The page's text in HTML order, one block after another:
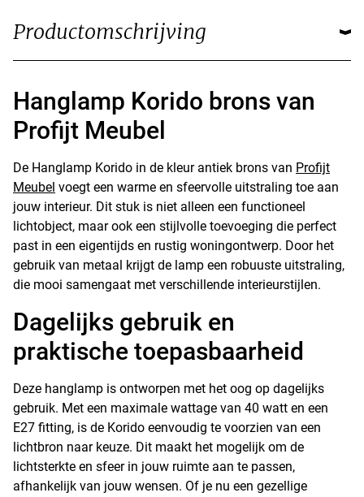
Productomschrijving
Hanglamp Korido brons van
Profijt Meubel
De Hanglamp Korido in de kleur antiek brons van Profijt
Meubel voegt een warme en sfeervolle uitstraling toe aan
jouw interieur. Dit stuk is niet alleen een functioneel
lichtobject, maar ook een stijlvolle toevoeging die perfect
past in een eigentijds en rustig woningontwerp. Door het
gebruik van metaal krijgt de lamp een robuuste uitstraling,
die mooi samengaat met verschillende interieurstijlen.
Dagelijks gebruik en
praktische toepasbaarheid
Deze hanglamp is ontworpen met het oog op dagelijks
gebruik. Met een maximale wattage van 40 watt en een
E27 fitting, is de Korido eenvoudig te voorzien van een
lichtbron naar keuze. Dit maakt het mogelijk om de
lichtsterkte en sfeer in jouw ruimte aan te passen,
afhankelijk van jouw wensen. Of je nu een gezellige